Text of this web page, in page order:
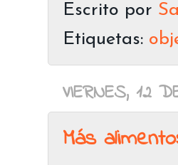
Escrito por
Etiquetas:
VIERNES, 12
Más